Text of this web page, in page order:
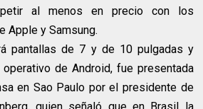
al menos en precio con los
Apple y Samsung.
pantallas de 7 y de 10 pulgadas y
de Android, fue presentada
en Sao Paulo por el presidente de